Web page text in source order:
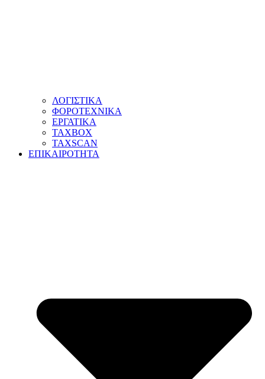
ΛΟΓΙΣΤΙΚΑ
ΦΟΡΟΤΕΧΝΙΚΑ
ΕΡΓΑΤΙΚΑ
TAXBOX
TAXSCAN
ΕΠΙΚΑΙΡΟΤΗΤΑ